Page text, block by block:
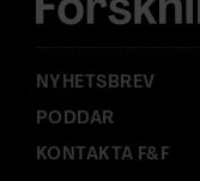
:
NYHETSBREV
PODDAR
KONTAKTA F&F